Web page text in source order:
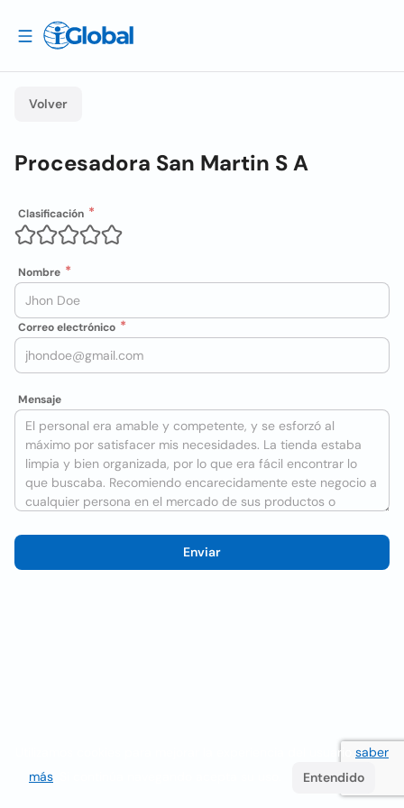
Volver
Procesadora San Martin S A
Clasificación
Nombre
Correo electrónico
Mensaje
Enviar
Utilizamos cookies para mejorar la experiencia del usuario saber
más
Entendido